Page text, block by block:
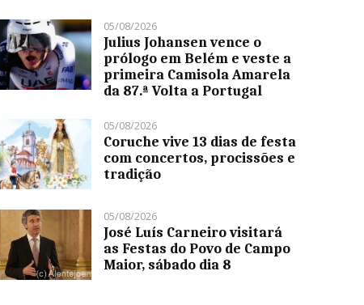
05/08/2026
Julius Johansen vence o
prólogo em Belém e veste a
primeira Camisola Amarela
da 87.ª Volta a Portugal
05/08/2026
Coruche vive 13 dias de festa
com concertos, procissões e
tradição
05/08/2026
José Luís Carneiro visitará
as Festas do Povo de Campo
Maior, sábado dia 8